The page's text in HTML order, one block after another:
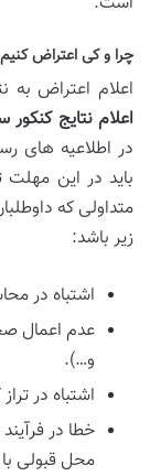
چرا و کی اعتراض
اعلام اعتراض به
اعلام نتایج
در اطلاعیه های
باید در این
متداولی که
زیر باشد:
اشتباه در
عدم اعمال
و…).
اشتباه در
خطا در
محل قبولی